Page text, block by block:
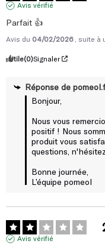
Avis vérifié
Parfait 👍
Avis du 04/02/2026 , suite
Utile(0)Signaler
Réponse de
Bonjour,
Nous vous
positif ! Nous
produit vous
questions,
Bonne journée,
L’équipe pomeol
Avis vérifié